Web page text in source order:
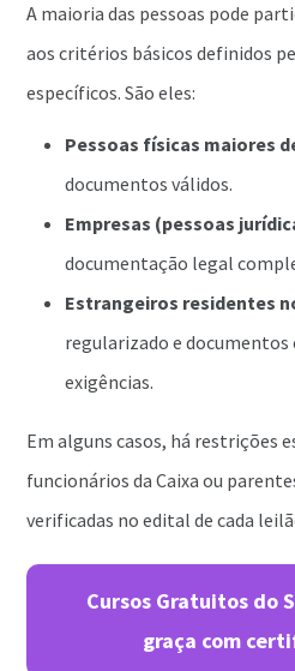
A maioria das pessoas pode
aos critérios básicos definidos
específicos. São eles:
Pessoas físicas maiores
documentos válidos.
Empresas (pessoas
documentação legal
Estrangeiros residentes
regularizado e documentos
exigências.
Em alguns casos, há restrições
funcionários da Caixa ou
verificadas no edital de cada
Cursos Gratuitos do
graça com